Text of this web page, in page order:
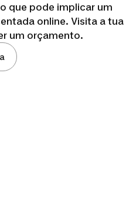
que pode implicar um
online. Visita a tua
um orçamento.